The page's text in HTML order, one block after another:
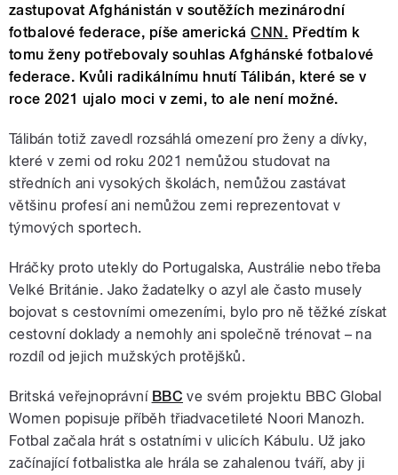
zastupovat Afghánistán v soutěžích mezinárodní
fotbalové federace, píše americkáCNN. Předtím k
tomu ženy potřebovaly souhlas Afghánské fotbalové
federace. Kvůli radikálnímu hnutí Tálibán, které se v
roce 2021 ujalo moci v zemi, to ale není možné.
Tálibán totiž zavedl rozsáhlá omezení pro ženy a dívky,
které v zemi od roku 2021 nemůžou studovat na
středních ani vysokých školách, nemůžou zastávat
většinu profesí ani nemůžou zemi reprezentovat v
týmových sportech.
Hráčky proto utekly do Portugalska, Austrálie nebo třeba
Velké Británie. Jako žadatelky o azyl ale často musely
bojovat s cestovními omezeními, bylo pro ně těžké získat
cestovní doklady a nemohly ani společně trénovat – na
rozdíl od jejich mužských protějšků.
Britská veřejnoprávní BBC ve svém projektu BBC Global
Women popisuje příběh třiadvacetileté Noori Manozh.
Fotbal začala hrát s ostatními v ulicích Kábulu. Už jako
začínající fotbalistka ale hrála se zahalenou tváří, aby ji